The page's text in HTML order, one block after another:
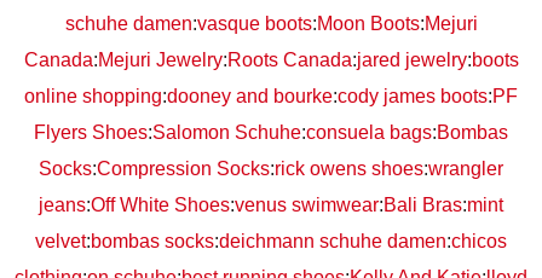
schuhe damen:vasque boots:Moon Boots:Mejuri
Canada:Mejuri Jewelry:Roots Canada:jared jewelry:boots
online shopping:dooney and bourke:cody james boots:PF
Flyers Shoes:Salomon Schuhe:consuela bags:Bombas
Socks:Compression Socks:rick owens shoes:wrangler
jeans:Off White Shoes:venus swimwear:Bali Bras:mint
velvet:bombas socks:deichmann schuhe damen:chicos